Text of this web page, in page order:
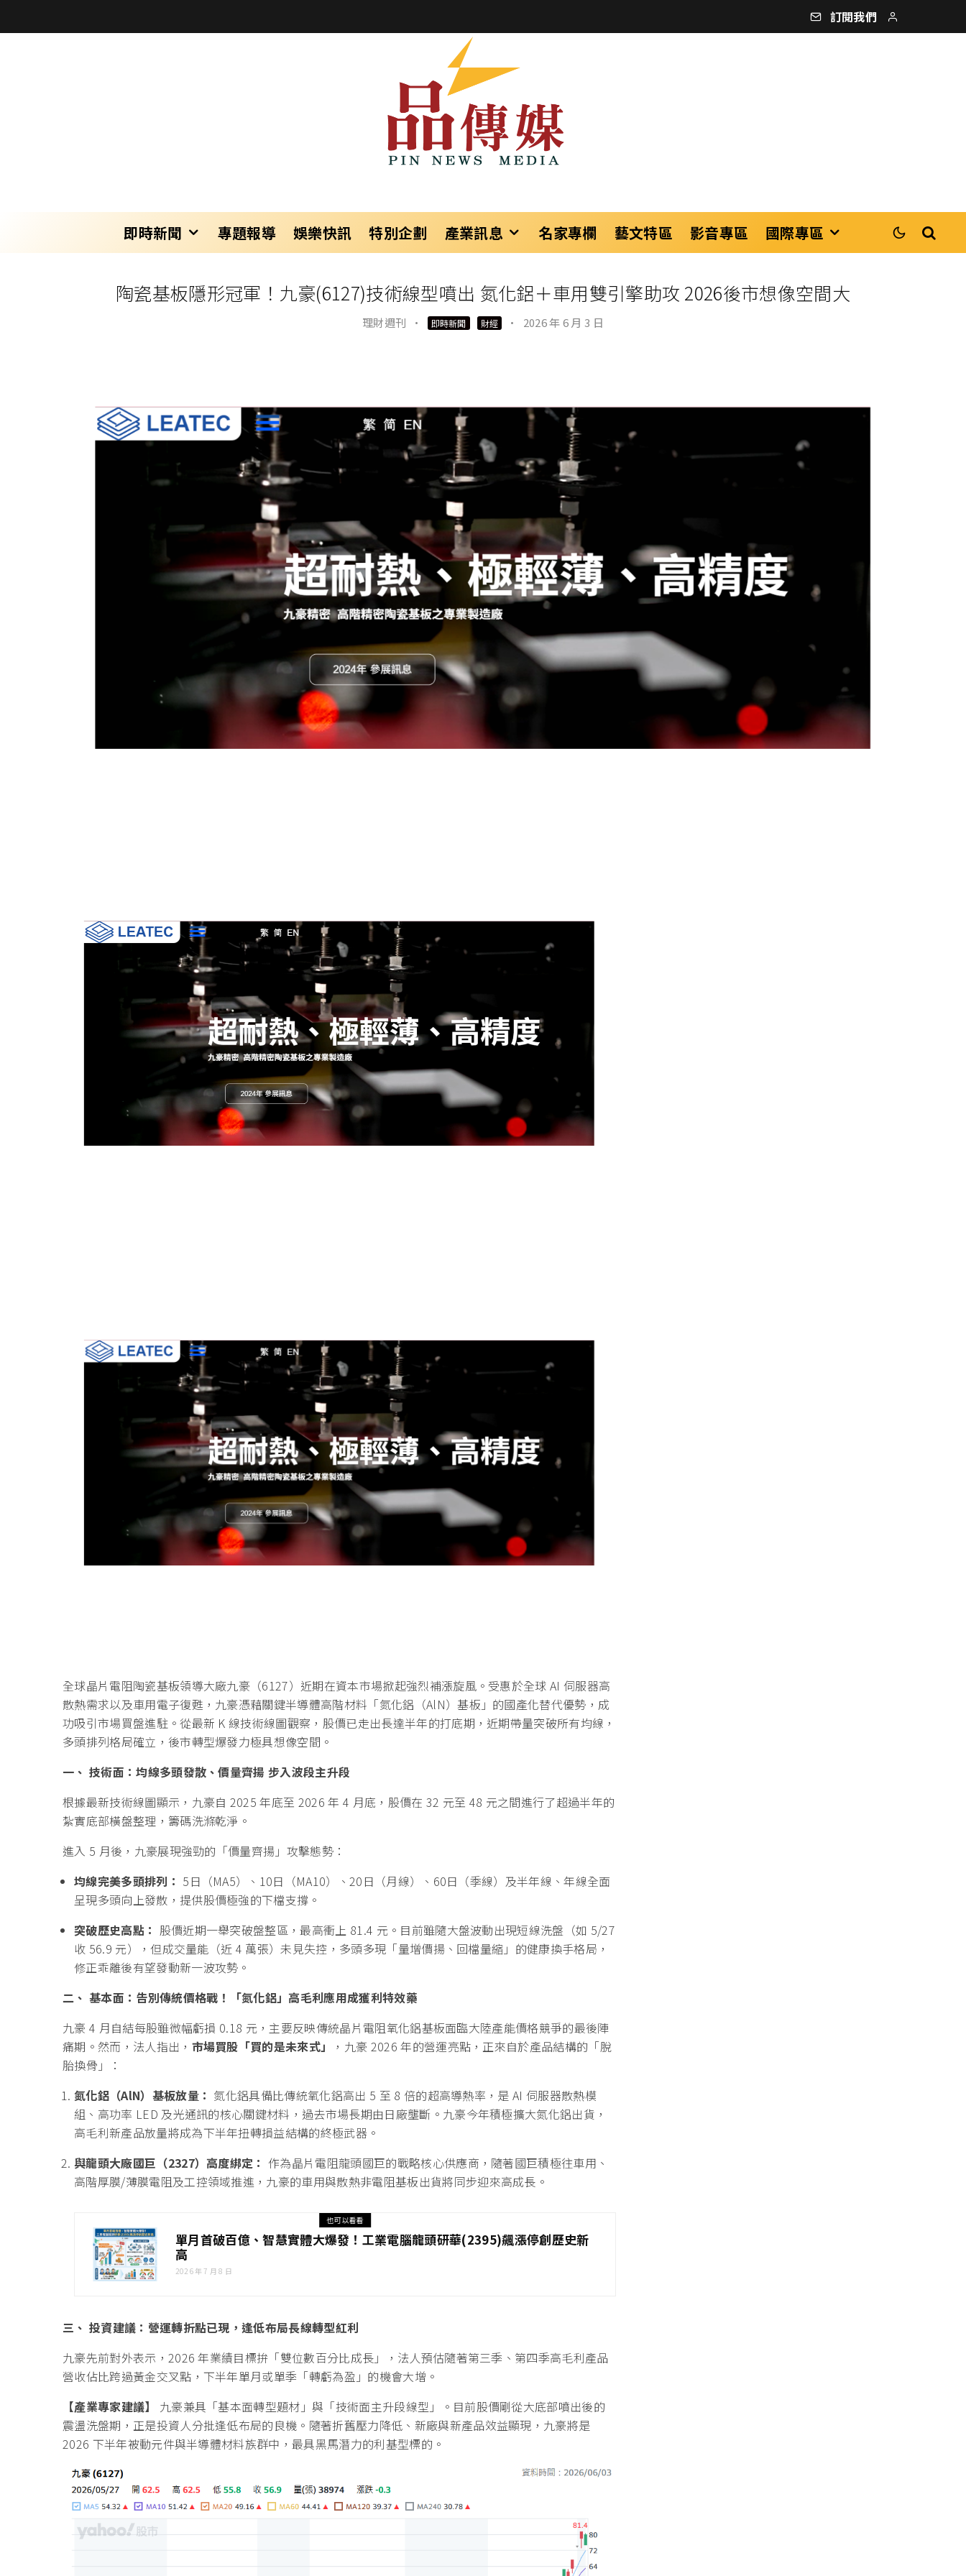
訂閱我們
即時新聞 專題報導 娛樂快訊 特別企劃 產業訊息 名家專欄 藝文特區 影音專區 國際專區
陶瓷基板隱形冠軍！九豪(6127)技術線型噴出 氮化鋁＋車用雙引擎助攻 2026後市想像空間大
理財週刊 · 即時新聞 財經 · 2026 年 6 月 3 日
全球晶片電阻陶瓷基板領導大廠九豪（6127）近期在資本市場掀起強烈補漲旋風。受惠於全球 AI 伺服器高
散熱需求以及車用電子復甦，九豪憑藉關鍵半導體高階材料「氮化鋁（AlN）基板」的國產化替代優勢，成
功吸引市場買盤進駐。從最新 K 線技術線圖觀察，股價已走出長達半年的打底期，近期帶量突破所有均線，
多頭排列格局確立，後市轉型爆發力極具想像空間。
一、 技術面：均線多頭發散、價量齊揚 步入波段主升段
根據最新技術線圖顯示，九豪自 2025 年底至 2026 年 4 月底，股價在 32 元至 48 元之間進行了超過半年的
紮實底部橫盤整理，籌碼洗滌乾淨。
進入 5 月後，九豪展現強勁的「價量齊揚」攻擊態勢：
均線完美多頭排列： 5日（MA5）、10日（MA10）、20日（月線）、60日（季線）及半年線、年線全面
呈現多頭向上發散，提供股價極強的下檔支撐。
突破歷史高點： 股價近期一舉突破盤整區，最高衝上 81.4 元。目前雖隨大盤波動出現短線洗盤（如 5/27
收 56.9 元），但成交量能（近 4 萬張）未見失控，多頭多現「量增價揚、回檔量縮」的健康換手格局，
修正乖離後有望發動新一波攻勢。
二、 基本面：告別傳統價格戰！「氮化鋁」高毛利應用成獲利特效藥
九豪 4 月自結每股雖微幅虧損 0.18 元，主要反映傳統晶片電阻氧化鋁基板面臨大陸產能價格競爭的最後陣
痛期。然而，法人指出， 市場買股「買的是未來式」
，九豪 2026 年的營運亮點，正來自於產品結構的「脫
胎換骨」：
氮化鋁（AlN）基板放量： 氮化鋁具備比傳統氧化鋁高出 5 至 8 倍的超高導熱率，是 AI 伺服器散熱模
組、高功率 LED 及光通訊的核心關鍵材料，過去市場長期由日廠壟斷。九豪今年積極擴大氮化鋁出貨，
高毛利新產品放量將成為下半年扭轉損益結構的終極武器。
與龍頭大廠國巨（2327）高度綁定： 作為晶片電阻龍頭國巨的戰略核心供應商，隨著國巨積極往車用、
高階厚膜/薄膜電阻及工控領域推進，九豪的車用與散熱非電阻基板出貨將同步迎來高成長。
也可以看看
單月首破百億、智慧實體大爆發！工業電腦龍頭研華(2395)飆漲停創歷史新
高
2026 年 7 月 8 日
三、 投資建議：營運轉折點已現，逢低布局長線轉型紅利
九豪先前對外表示，2026 年業績目標拚「雙位數百分比成長」，法人預估隨著第三季、第四季高毛利產品
營收佔比跨過黃金交叉點，下半年單月或單季「轉虧為盈」的機會大增。
【產業專家建議】
九豪兼具「基本面轉型題材」與「技術面主升段線型」。目前股價剛從大底部噴出後的
震盪洗盤期，正是投資人分批逢低布局的良機。隨著折舊壓力降低、新廠與新產品效益顯現，九豪將是
2026 下半年被動元件與半導體材料族群中，最具黑馬潛力的利基型標的。